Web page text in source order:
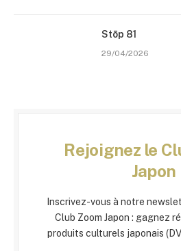
Stōp 81
29/04/2026
Rejoignez le
Japon
Inscrivez-vous à notre
Club Zoom Japon : gagnez
produits culturels japonais